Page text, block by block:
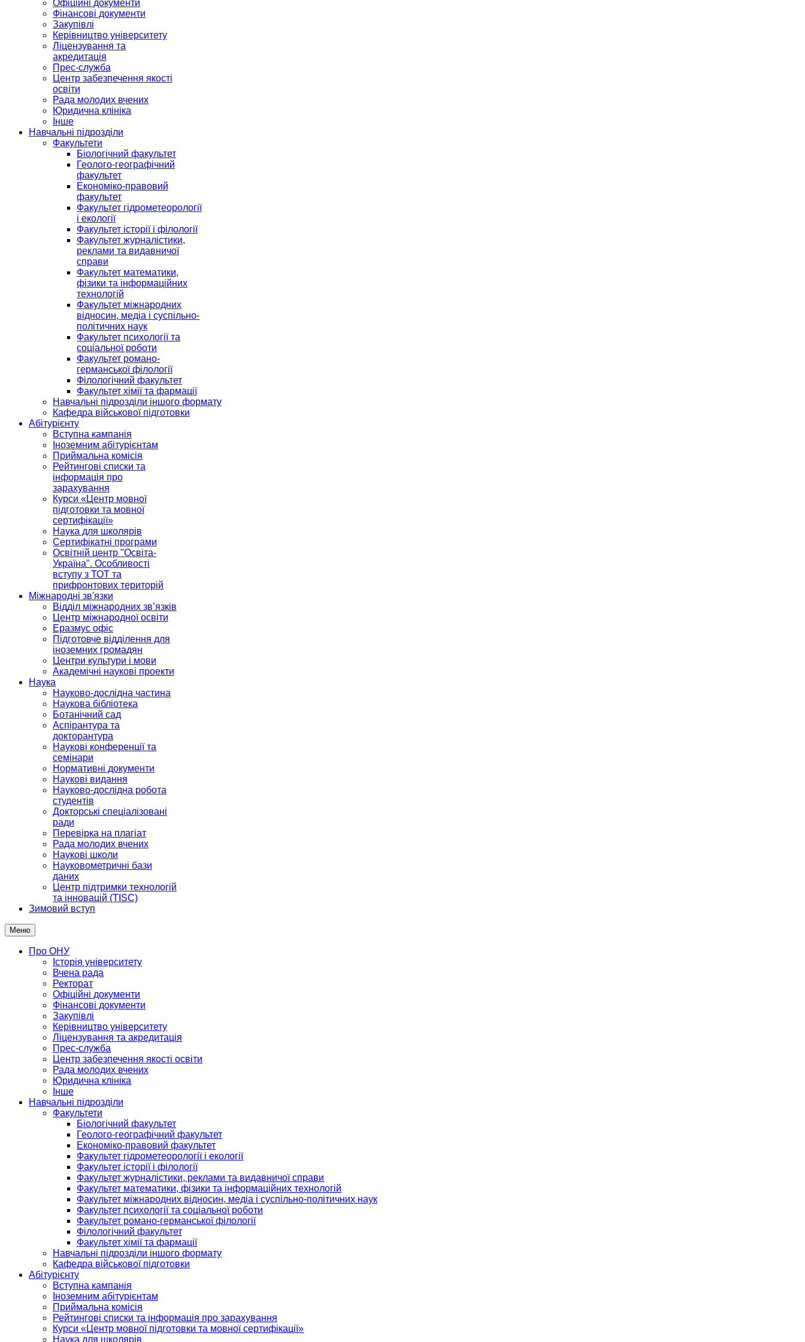
Офіційні документи
Фінансові документи
Закупівлі
Керівництво університету
Ліцензування та
акредитація
Прес-служба
Центр забезпечення якості
освіти
Рада молодих вчених
Юридична клініка
Інше
Навчальні підрозділи
Факультети
Біологічний факультет
Геолого-географічний
факультет
Економіко-правовий
факультет
Факультет гідрометеорології
і екології
Факультет історії і філології
Факультет журналістики,
реклами та видавничої
справи
Факультет математики,
фізики та інформаційних
технологій
Факультет міжнародних
відносин, медіа і суспільно-
політичних наук
Факультет психології та
соціальної роботи
Факультет романо-
германської філології
Філологічний факультет
Факультет хімії та фармації
Навчальні підрозділи іншого формату
Кафедра військової підготовки
Абітурієнту
Вступна кампанія
Іноземним абітурієнтам
Приймальна комісія
Рейтингові списки та
інформація про
зарахування
Курси «Центр мовної
підготовки та мовної
сертифікації»
Наука для школярів
Сертифікатні програми
Освітній центр "Освіта-
Україна". Особливості
вступу з ТОТ та
прифронтових територій
Міжнародні зв'язки
Відділ міжнародних зв’язків
Центр міжнародної освіти
Еразмус офіс
Підготовче відділення для
іноземних громадян
Центри культури і мови
Академічні наукові проекти
Наука
Науково-дослідна частина
Наукова бібліотека
Ботанічний сад
Аспірантура та
докторантура
Наукові конференції та
семінари
Нормативні документи
Наукові видання
Науково-дослідна робота
студентів
Докторські спеціалізовані
ради
Перевірка на плагіат
Рада молодих вчених
Наукові школи
Науковометричні бази
даних
Центр підтримки технологій
та інновацій (TISC)
Зимовий вступ
Меню
Про ОНУ
Історія університету
Вчена рада
Ректорат
Офіційні документи
Фінансові документи
Закупівлі
Керівництво університету
Ліцензування та акредитація
Прес-служба
Центр забезпечення якості освіти
Рада молодих вчених
Юридична клініка
Інше
Навчальні підрозділи
Факультети
Біологічний факультет
Геолого-географічний факультет
Економіко-правовий факультет
Факультет гідрометеорології і екології
Факультет історії і філології
Факультет журналістики, реклами та видавничої справи
Факультет математики, фізики та інформаційних технологій
Факультет міжнародних відносин, медіа і суспільно-політичних наук
Факультет психології та соціальної роботи
Факультет романо-германської філології
Філологічний факультет
Факультет хімії та фармації
Навчальні підрозділи іншого формату
Кафедра військової підготовки
Абітурієнту
Вступна кампанія
Іноземним абітурієнтам
Приймальна комісія
Рейтингові списки та інформація про зарахування
Курси «Центр мовної підготовки та мовної сертифікації»
Наука для школярів